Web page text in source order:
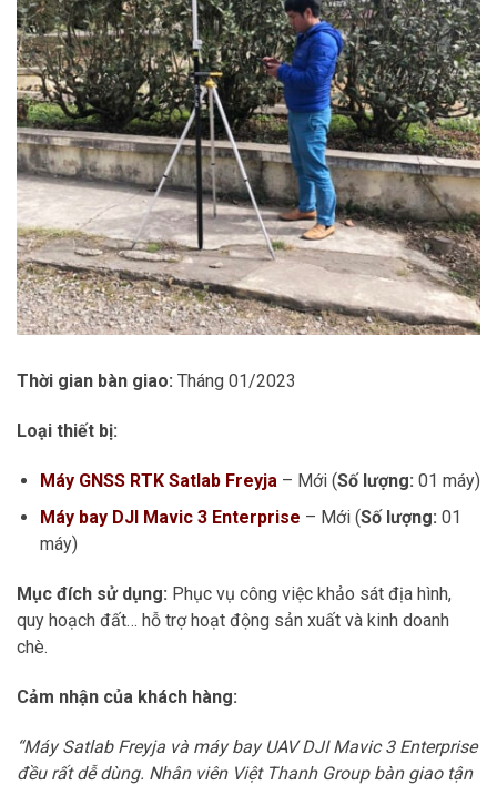
Thời gian bàn giao: Tháng 01/2023
Loại thiết bị:
Máy GNSS RTK Satlab Freyja – Mới (Số lượng: 01 máy)
Máy bay DJI Mavic 3 Enterprise – Mới (Số lượng: 01
máy)
Mục đích sử dụng: Phục vụ công việc khảo sát địa hình,
quy hoạch đất… hỗ trợ hoạt động sản xuất và kinh doanh
chè.
Cảm nhận của khách hàng:
“Máy Satlab Freyja và máy bay UAV DJI Mavic 3 Enterprise
đều rất dễ dùng. Nhân viên Việt Thanh Group bàn giao tận